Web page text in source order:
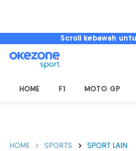
Scroll kebawah
HOME F1 MOTO GP
HOME SPORTS SPORT LAIN